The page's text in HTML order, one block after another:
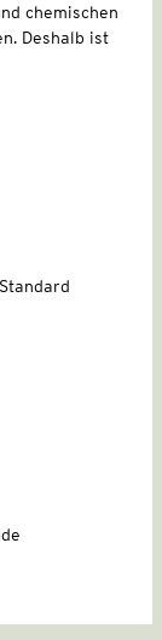
chemischen
Deshalb ist